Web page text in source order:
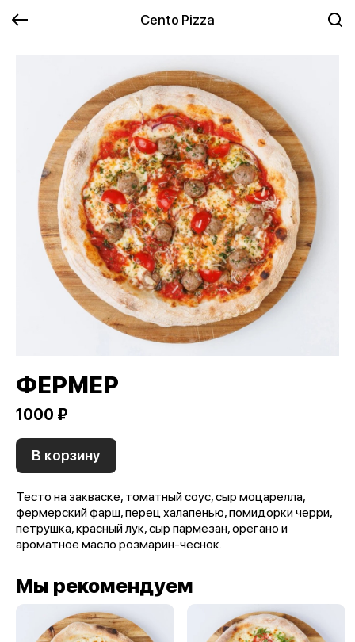
Cento Pizza
ФЕРМЕР
1000 ₽
В корзину
Тесто на закваске, томатный соус, сыр моцарелла,
фермерский фарш, перец халапенью, помидорки черри,
петрушка, красный лук, сыр пармезан, орегано и
ароматное масло розмарин-чеснок.
Мы рекомендуем